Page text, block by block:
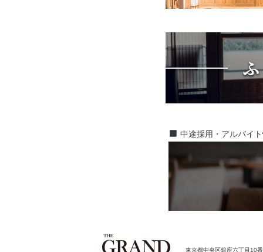
中途採用・アルバイ
東京都中央区銀座六丁目10